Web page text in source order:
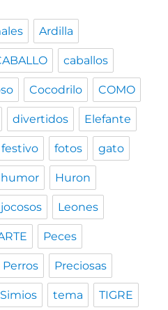
Ardilla
caballos
Cocodrilo COMO
divertidos Elefante
festivo fotos gato
humor Huron
jocosos Leones
Peces
Perros Preciosas
Simios tema TIGRE